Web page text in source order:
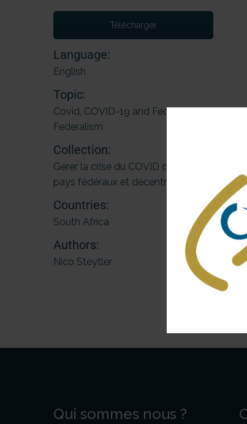
Télécharger
Language:
English
Topic:
Covid, COVID-19 and Federalism
Federalism
Collection:
Gérer la crise du COVID dans les
pays fédéraux et décentralisés
Countries:
South Africa
Authors:
Nico Steytler
Qui sommes nous ?